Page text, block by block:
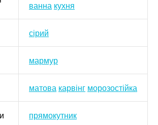
ванна кухня
сірий
мармур
матова карвінг морозостійка
прямокутник